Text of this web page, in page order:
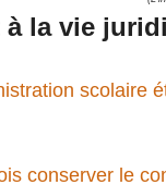
la vie
scolaire
conserver le